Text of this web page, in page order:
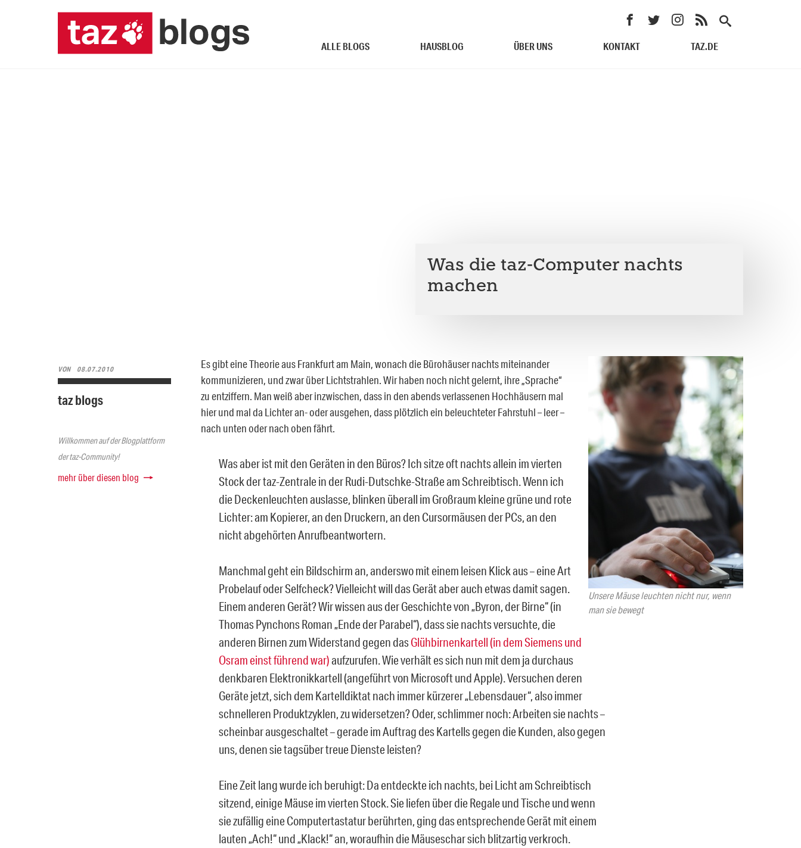
ALLE BLOGS HAUSBLOG ÜBER UNS KONTAKT TAZ.DE
Was die taz-Computer nachts
machen
VON 08.07.2010
taz blogs
Willkommen auf der Blogplattform
der taz-Community!
mehr über diesen blog
Unsere Mäuse leuchten nicht nur, wenn
man sie bewegt
Es gibt eine Theorie aus Frankfurt am Main, wonach die Bürohäuser nachts miteinander
kommunizieren, und zwar über Lichtstrahlen. Wir haben noch nicht gelernt, ihre „Sprache“
zu entziffern. Man weiß aber inzwischen, dass in den abends verlassenen Hochhäusern mal
hier und mal da Lichter an- oder ausgehen, dass plötzlich ein beleuchteter Fahrstuhl – leer –
nach unten oder nach oben fährt.
Was aber ist mit den Geräten in den Büros? Ich sitze oft nachts allein im vierten
Stock der taz-Zentrale in der Rudi-Dutschke-Straße am Schreibtisch. Wenn ich
die Deckenleuchten auslasse, blinken überall im Großraum kleine grüne und rote
Lichter: am Kopierer, an den Druckern, an den Cursormäusen der PCs, an den
nicht abgehörten Anrufbeantwortern.
Manchmal geht ein Bildschirm an, anderswo mit einem leisen Klick aus – eine Art
Probelauf oder Selfcheck? Vielleicht will das Gerät aber auch etwas damit sagen.
Einem anderen Gerät? Wir wissen aus der Geschichte von „Byron, der Birne“ (in
Thomas Pynchons Roman „Ende der Parabel“), dass sie nachts versuchte, die
anderen Birnen zum Widerstand gegen dasGlühbirnenkartell (in dem Siemens und
Osram einst führend war)aufzurufen. Wie verhält es sich nun mit dem ja durchaus
denkbaren Elektronikkartell (angeführt von Microsoft und Apple). Versuchen deren
Geräte jetzt, sich dem Kartelldiktat nach immer kürzerer „Lebensdauer“, also immer
schnelleren Produktzyklen, zu widersetzen? Oder, schlimmer noch: Arbeiten sie nachts –
scheinbar ausgeschaltet – gerade im Auftrag des Kartells gegen die Kunden, also gegen
uns, denen sie tagsüber treue Dienste leisten?
Eine Zeit lang wurde ich beruhigt: Da entdeckte ich nachts, bei Licht am Schreibtisch
sitzend, einige Mäuse im vierten Stock. Sie liefen über die Regale und Tische und wenn
sie zufällig eine Computertastatur berührten, ging das entsprechende Gerät mit einem
lauten „Ach!“ und „Klack!“ an, woraufhin die Mäuseschar sich blitzartig verkroch.